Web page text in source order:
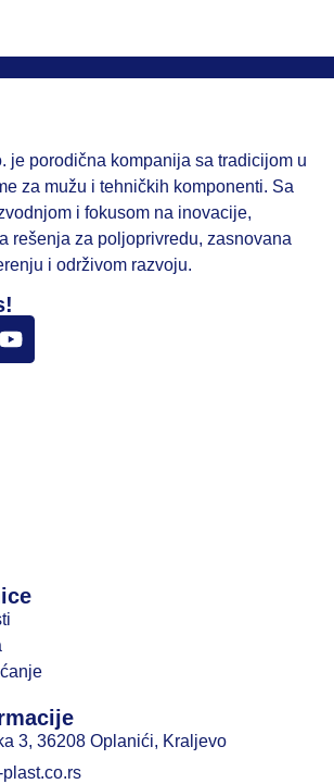
je porodična kompanija sa tradicijom u
za mužu i tehničkih komponenti. Sa
i fokusom na inovacije,
rešenja za poljoprivredu, zasnovana
i održivom razvoju.
3, 36208 Oplanići, Kraljevo